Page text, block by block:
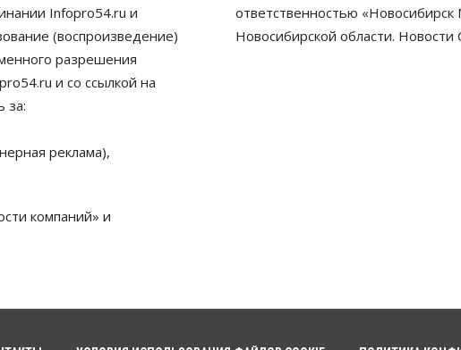
Infopro54.ru и
(воспроизведение)
разрешения
и со ссылкой на
за:
реклама),
компаний» и
ответственностью
Новосибирской области. Новости